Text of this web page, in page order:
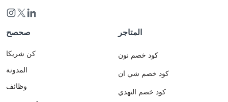
صحصح
كن شريكا
المدونة
وظائف
المتاجر
كود خصم نون
كود خصم شي ان
كود خصم النهدي